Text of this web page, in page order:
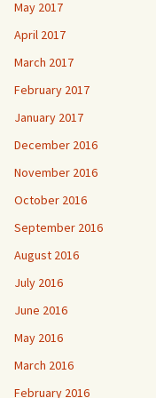
May 2017
April 2017
March 2017
February 2017
January 2017
December 2016
November 2016
October 2016
September 2016
August 2016
July 2016
June 2016
May 2016
March 2016
February 2016